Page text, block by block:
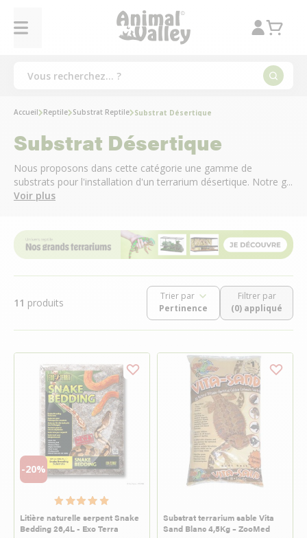
Accueil Reptile Substrat Reptile Substrat Désertique
Substrat Désertique
Nous proposons dans cette catégorie une gamme de
substrats pour l'installation d'un terrarium désertique. Notre g...
Voir plus
11 produits
Trier par
Filtrer par
(0) appliqué
-20%
Litière naturelle serpent Snake
Bedding 26,4L - Exo Terra
Substrat terrarium sable Vita
Sand Blanc 4,5Kg – ZooMed